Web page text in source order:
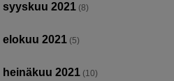
syyskuu 2021 (8)
elokuu 2021 (5)
heinäkuu 2021 (10)